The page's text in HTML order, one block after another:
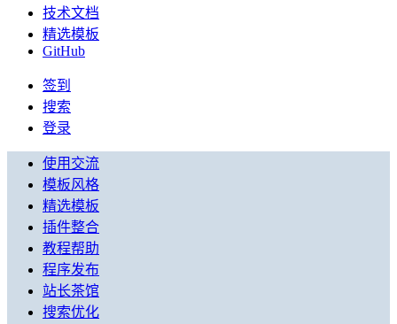
技术文档
精选模板
GitHub
签到
搜索
登录
使用交流
模板风格
精选模板
插件整合
教程帮助
程序发布
站长茶馆
搜索优化